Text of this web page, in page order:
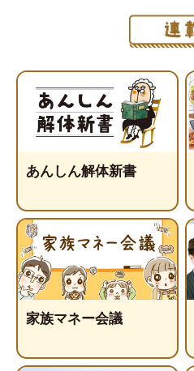
あんしん解体新書
家族マネー会議